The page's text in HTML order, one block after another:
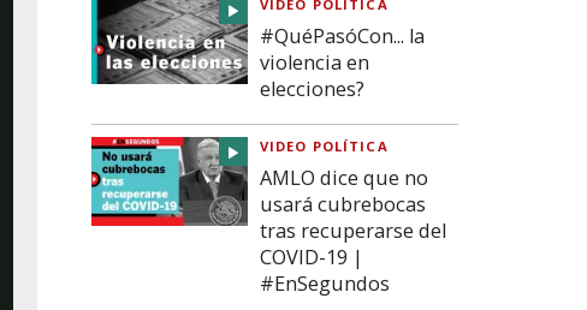
VIDEO POLÍTICA
#QuéPasóCon... la
violencia en
elecciones?
VIDEO POLÍTICA
AMLO dice que no
usará cubrebocas
tras recuperarse del
COVID-19 |
#EnSegundos